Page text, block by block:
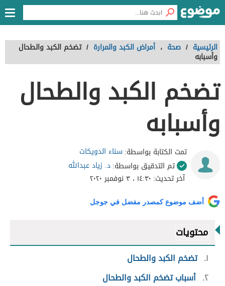
الرئيسية / صحة ، أمراض الكبد والمرارة / تضخم الكبد والطحال
وأسبابه
تضخم الكبد والطحال
وأسبابه
تمت الكتابة بواسطة:سناء الدويكات
تم التدقيق بواسطة:د. زياد عبدالله
آخر تحديث: ١٤:٣٠ ، ٣ نوفمبر ٢٠٢٠
أضف موضوع كمصدر مفضل في جوجل
محتويات
١ تضخم الكبد والطحال
٢ أسباب تضخم الكبد والطحال